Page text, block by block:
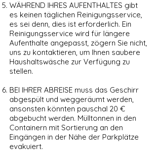
WÄHREND IHRES AUFENTHALTES gibt
es keinen täglichen Reinigungsservice,
es sei denn, dies ist erforderlich. Ein
Reinigungsservice wird für längere
Aufenthalte angepasst, zögern Sie nicht,
uns zu kontaktieren, um Ihnen saubere
Haushaltswäsche zur Verfügung zu
stellen.
BEI IHRER ABREISE muss das Geschirr
abgespült und weggeräumt werden,
ansonsten könnten pauschal 20 €
abgebucht werden. Mülltonnen in den
Containern mit Sortierung an den
Eingängen in der Nähe der Parkplätze
evakuiert.